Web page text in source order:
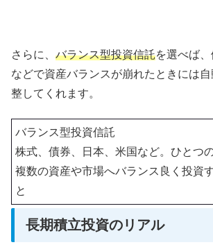
さらに、 バランス型投資信託を選べば
などで資産バランスが崩れたときには
整してくれます。
バランス型投資信託
株式、債券、日本、米国など。ひとつ
複数の資産や市場へバランス良く投資
と
長期積立投資のリアル